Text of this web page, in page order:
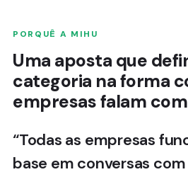
PORQUÊ A MIHU
Uma aposta que
categoria na forma
empresas falam
“Todas as empresas
base em conversas